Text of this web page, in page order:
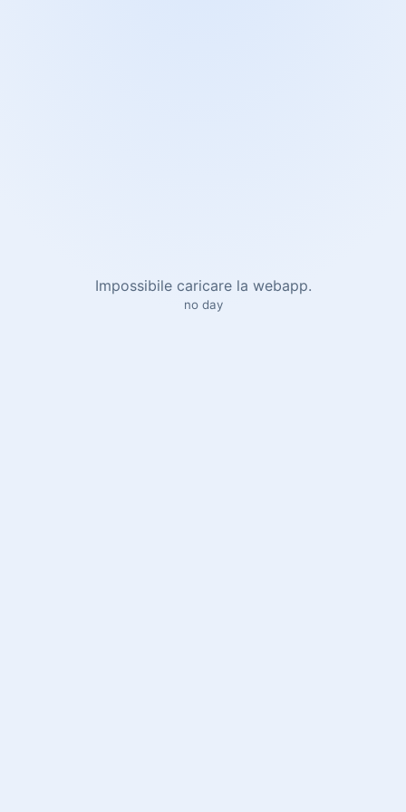
Impossibile caricare la webapp.
no day